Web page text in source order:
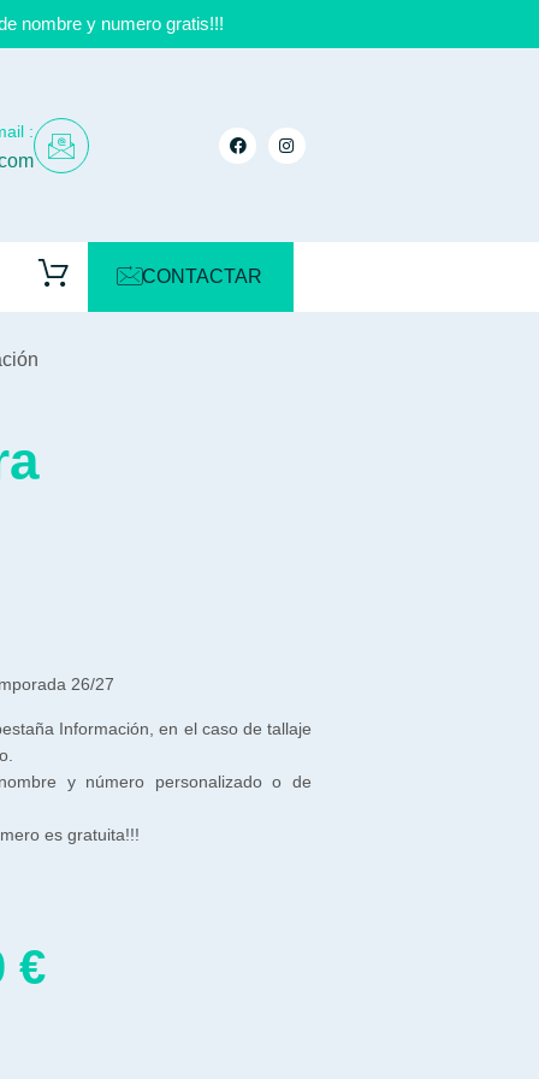
nombre y numero gratis!!!
:
CONTACTAR
26/27
Información, en el caso de tallaje
y número personalizado o de
es gratuita!!!
€